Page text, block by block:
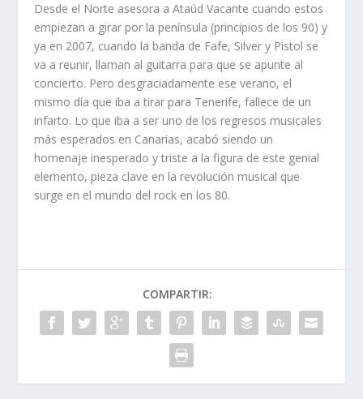
Desde el Norte asesora a Ataúd Vacante cuando estos
empiezan a girar por la península (principios de los 90) y
ya en 2007, cuando la banda de Fafe, Silver y Pistol se
va a reunir, llaman al guitarra para que se apunte al
concierto. Pero desgraciadamente ese verano, el
mismo día que iba a tirar para Tenerife, fallece de un
infarto. Lo que iba a ser uno de los regresos musicales
más esperados en Canarias, acabó siendo un
homenaje inesperado y triste a la figura de este genial
elemento, pieza clave en la revolución musical que
surge en el mundo del rock en los 80.
COMPARTIR: